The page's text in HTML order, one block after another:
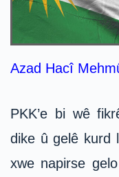
Azad Hacî
PKK’e bi wê
dike û gelê kurd
xwe napirse